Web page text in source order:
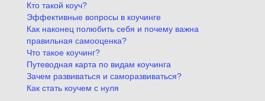
Кто такой коуч?
Эффективные вопросы в коучинге
Как наконец полюбить себя и почему важна
правильная самооценка?
Что такое коучинг?
Путеводная карта по видам коучинга
Зачем развиваться и саморазвиваться?
Как стать коучем с нуля